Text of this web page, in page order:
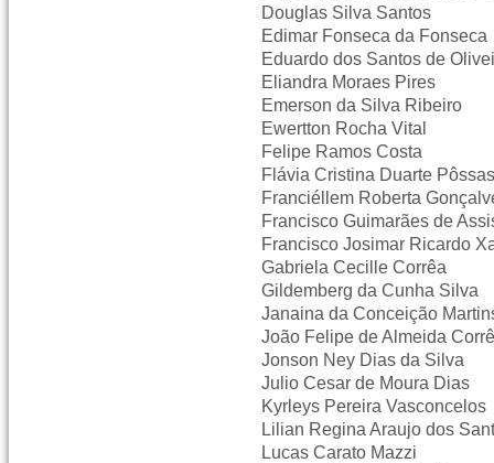
Douglas Silva Santos
Edimar Fonseca da Fonseca
Eduardo dos Santos de
Eliandra Moraes Pires
Emerson da Silva Ribeiro
Ewertton Rocha Vital
Felipe Ramos Costa
Flávia Cristina Duarte
Franciéllem Roberta
Francisco Guimarães de
Francisco Josimar Ricardo
Gabriela Cecille Corrêa
Gildemberg da Cunha Silva
Janaina da Conceição
João Felipe de Almeida
Jonson Ney Dias da Silva
Julio Cesar de Moura Dias
Kyrleys Pereira Vasconcelos
Lilian Regina Araujo dos
Lucas Carato Mazzi